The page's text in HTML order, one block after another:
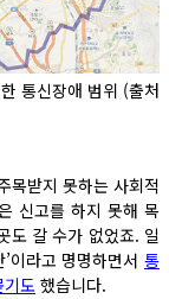
통신장애 범위 (출처
목받지 못하는 사회적
신고를 하지 못해 목
도 갈 수가 없었죠. 일
이라고 명명하면서 통
기도 했습니다.